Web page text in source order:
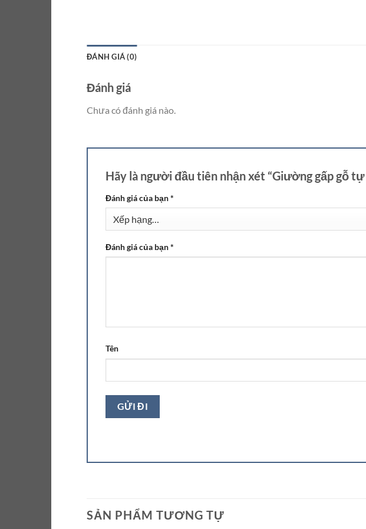
ĐÁNH GIÁ (0)
Đánh giá
Chưa có đánh giá nào.
Hãy là người đầu tiên nhận xét “Giường gấp gỗ
Đánh giá của bạn*
Đánh giá của bạn*
Tên
SẢN PHẨM TƯƠNG TỰ